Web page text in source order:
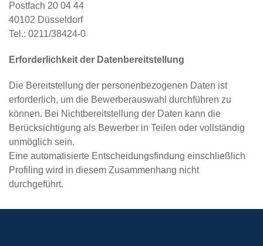
Postfach 20 04 44
40102 Düsseldorf
Tel.: 0211/38424-0
Erforderlichkeit der Datenbereitstellung
Die Bereitstellung der personenbezogenen Daten ist
erforderlich, um die Bewerberauswahl durchführen zu
können. Bei Nichtbereitstellung der Daten kann die
Berücksichtigung als Bewerber in Teilen oder vollständig
unmöglich sein.
Eine automatisierte Entscheidungsfindung einschließlich
Profiling wird in diesem Zusammenhang nicht
durchgeführt.